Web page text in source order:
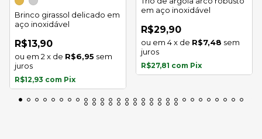
Brinco girassol delicado em
aço inoxidável
R$13,90
2 x de R$6,95 sem
juros
R$12,93 com Pix
em aço inoxidável
R$29,90
4x de R$7,48 sem
juros
R$27,81 com Pix